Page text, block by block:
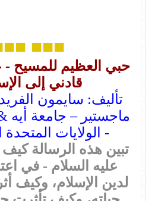
■■■
حبي العظيم للمسيح -
قادني إلى
تأليف: سايمون
ماجستير – جامعة
- الولايات المتحدة
تبين هذه الرسالة
عليه السلام - في
لدين الإسلام، وكيف